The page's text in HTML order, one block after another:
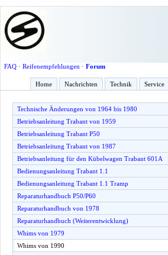
FAQ· Reifenempfehlungen · Forum
Home Nachrichten Technik Service
Technische Änderungen von 1964 bis 1980
Betriebsanleitung Trabant von 1959
Betriebsanleitung Trabant P50
Betriebsanleitung Trabant von 1987
Betriebsanleitung für den Kübelwagen Trabant 601A
Bedienungsanleitung Trabant 1.1
Bedienungsanleitung Trabant 1.1 Tramp
Reparaturhandbuch P50/P60
Reparaturhandbuch von 1978
Reparaturhandbuch (Weiterentwicklung)
Whims von 1979
Whims von 1990